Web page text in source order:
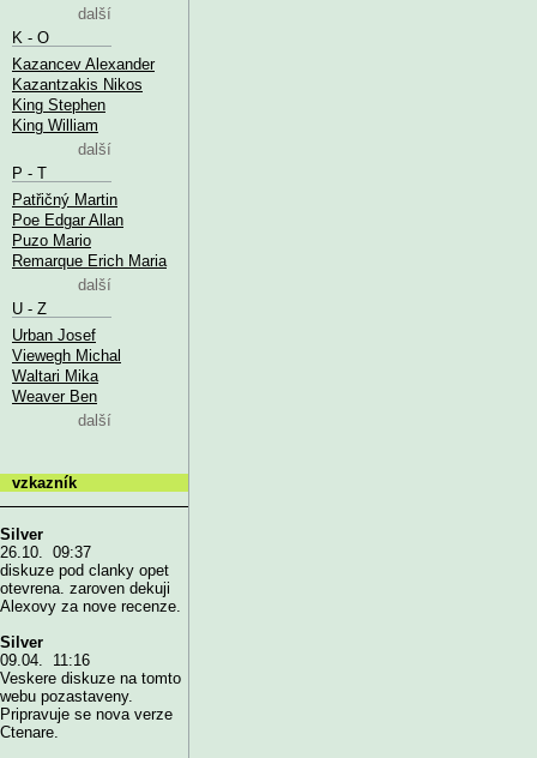
další
K - O
Kazancev Alexander
Kazantzakis Nikos
King Stephen
King William
další
P - T
Patřičný Martin
Poe Edgar Allan
Puzo Mario
Remarque Erich Maria
další
U - Z
Urban Josef
Viewegh Michal
Waltari Mika
Weaver Ben
další
vzkazník
Silver
26.10. 09:37
diskuze pod clanky opet
otevrena. zaroven dekuji
Alexovy za nove recenze.
Silver
09.04. 11:16
Veskere diskuze na tomto
webu pozastaveny.
Pripravuje se nova verze
Ctenare.